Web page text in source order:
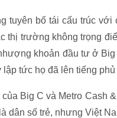
tuyên bố tái cấu trúc
thị trường không trọng
khoản đầu tư ở
tức họ đã lên tiếng phủ
của Big C và Metro Cash
dân số trẻ, nhưng Việt